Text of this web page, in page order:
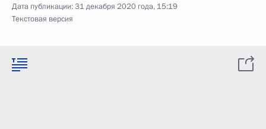
Дата публикации:31 декабря 2020 года, 15:19
Текстовая версия